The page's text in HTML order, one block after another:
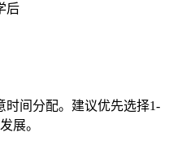
后
时间分配。建议优先选择1-
展。